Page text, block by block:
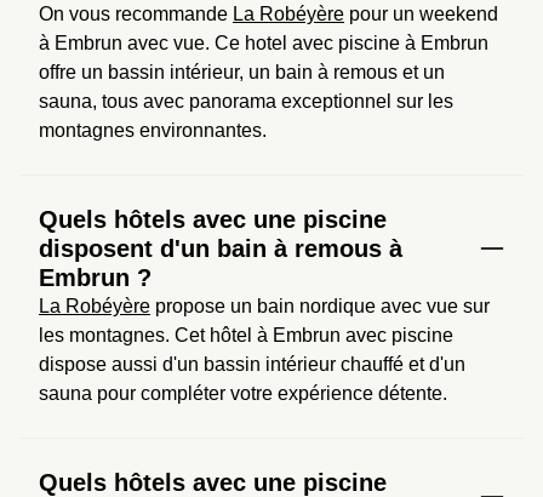
On vous recommande La Robéyère pour un weekend
à Embrun avec vue. Ce hotel avec piscine à Embrun
offre un bassin intérieur, un bain à remous et un
sauna, tous avec panorama exceptionnel sur les
montagnes environnantes.
Quels hôtels avec une piscine
disposent d'un bain à remous à
Embrun ?
La Robéyère propose un bain nordique avec vue sur
les montagnes. Cet hôtel à Embrun avec piscine
dispose aussi d'un bassin intérieur chauffé et d'un
sauna pour compléter votre expérience détente.
Quels hôtels avec une piscine